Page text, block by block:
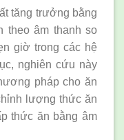
tăng trưởng bằng
theo âm thanh so
giờ trong các hệ
nghiên cứu này
pháp cho ăn
lượng thức ăn
thức ăn bằng âm